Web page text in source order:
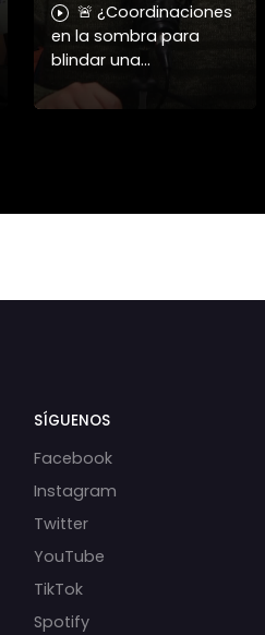
🚨 ¿Coordinaciones
en la sombra para
blindar una
candidatura
presidencial? Nuevos
SÍGUENOS
Facebook
Instagram
Twitter
YouTube
TikTok
Spotify